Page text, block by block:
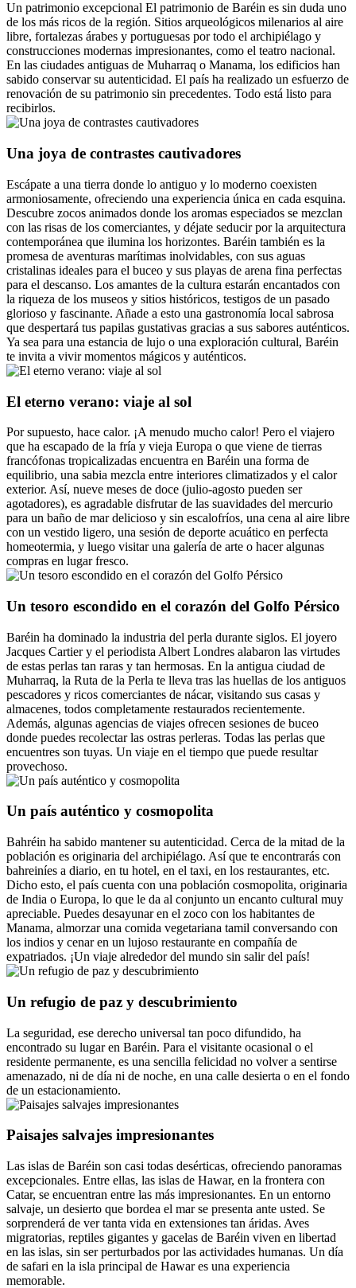
Un patrimonio excepcional El patrimonio de Baréin es sin duda uno
de los más ricos de la región. Sitios arqueológicos milenarios al aire
libre, fortalezas árabes y portuguesas por todo el archipiélago y
construcciones modernas impresionantes, como el teatro nacional.
En las ciudades antiguas de Muharraq o Manama, los edificios han
sabido conservar su autenticidad. El país ha realizado un esfuerzo de
renovación de su patrimonio sin precedentes. Todo está listo para
recibirlos.
Una joya de contrastes cautivadores
Escápate a una tierra donde lo antiguo y lo moderno coexisten
armoniosamente, ofreciendo una experiencia única en cada esquina.
Descubre zocos animados donde los aromas especiados se mezclan
con las risas de los comerciantes, y déjate seducir por la arquitectura
contemporánea que ilumina los horizontes. Baréin también es la
promesa de aventuras marítimas inolvidables, con sus aguas
cristalinas ideales para el buceo y sus playas de arena fina perfectas
para el descanso. Los amantes de la cultura estarán encantados con
la riqueza de los museos y sitios históricos, testigos de un pasado
glorioso y fascinante. Añade a esto una gastronomía local sabrosa
que despertará tus papilas gustativas gracias a sus sabores auténticos.
Ya sea para una estancia de lujo o una exploración cultural, Baréin
te invita a vivir momentos mágicos y auténticos.
El eterno verano: viaje al sol
Por supuesto, hace calor. ¡A menudo mucho calor! Pero el viajero
que ha escapado de la fría y vieja Europa o que viene de tierras
francófonas tropicalizadas encuentra en Baréin una forma de
equilibrio, una sabia mezcla entre interiores climatizados y el calor
exterior. Así, nueve meses de doce (julio-agosto pueden ser
agotadores), es agradable disfrutar de las suavidades del mercurio
para un baño de mar delicioso y sin escalofríos, una cena al aire libre
con un vestido ligero, una sesión de deporte acuático en perfecta
homeotermia, y luego visitar una galería de arte o hacer algunas
compras en lugar fresco.
Un tesoro escondido en el corazón del Golfo Pérsico
Baréin ha dominado la industria del perla durante siglos. El joyero
Jacques Cartier y el periodista Albert Londres alabaron las virtudes
de estas perlas tan raras y tan hermosas. En la antigua ciudad de
Muharraq, la Ruta de la Perla te lleva tras las huellas de los antiguos
pescadores y ricos comerciantes de nácar, visitando sus casas y
almacenes, todos completamente restaurados recientemente.
Además, algunas agencias de viajes ofrecen sesiones de buceo
donde puedes recolectar las ostras perleras. Todas las perlas que
encuentres son tuyas. Un viaje en el tiempo que puede resultar
provechoso.
Un país auténtico y cosmopolita
Bahréin ha sabido mantener su autenticidad. Cerca de la mitad de la
población es originaria del archipiélago. Así que te encontrarás con
bahreiníes a diario, en tu hotel, en el taxi, en los restaurantes, etc.
Dicho esto, el país cuenta con una población cosmopolita, originaria
de India o Europa, lo que le da al conjunto un encanto cultural muy
apreciable. Puedes desayunar en el zoco con los habitantes de
Manama, almorzar una comida vegetariana tamil conversando con
los indios y cenar en un lujoso restaurante en compañía de
expatriados. ¡Un viaje alrededor del mundo sin salir del país!
Un refugio de paz y descubrimiento
La seguridad, ese derecho universal tan poco difundido, ha
encontrado su lugar en Baréin. Para el visitante ocasional o el
residente permanente, es una sencilla felicidad no volver a sentirse
amenazado, ni de día ni de noche, en una calle desierta o en el fondo
de un estacionamiento.
Paisajes salvajes impresionantes
Las islas de Baréin son casi todas desérticas, ofreciendo panoramas
excepcionales. Entre ellas, las islas de Hawar, en la frontera con
Catar, se encuentran entre las más impresionantes. En un entorno
salvaje, un desierto que bordea el mar se presenta ante usted. Se
sorprenderá de ver tanta vida en extensiones tan áridas. Aves
migratorias, reptiles gigantes y gacelas de Baréin viven en libertad
en las islas, sin ser perturbados por las actividades humanas. Un día
de safari en la isla principal de Hawar es una experiencia
memorable.